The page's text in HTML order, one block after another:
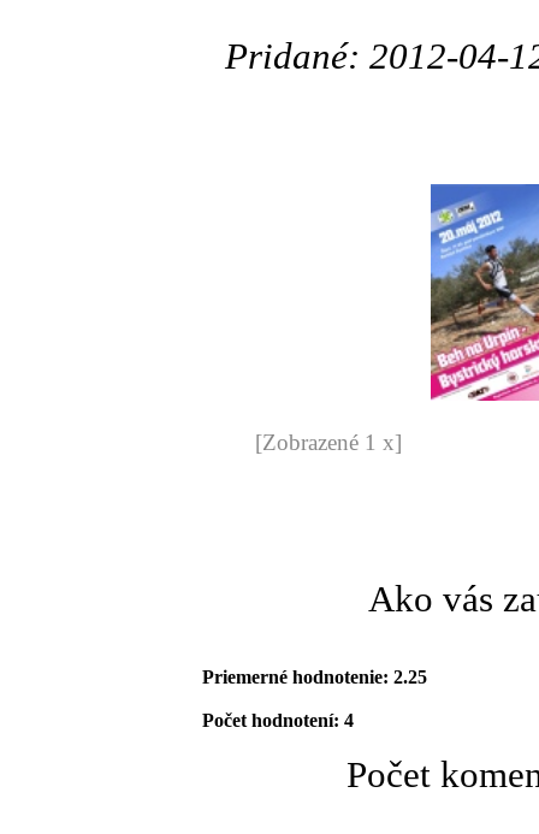
Pridané: 2012-04-
[Zobrazené 1 x]
Ako vás
Priemerné hodnotenie: 2.25
Počet hodnotení: 4
Počet